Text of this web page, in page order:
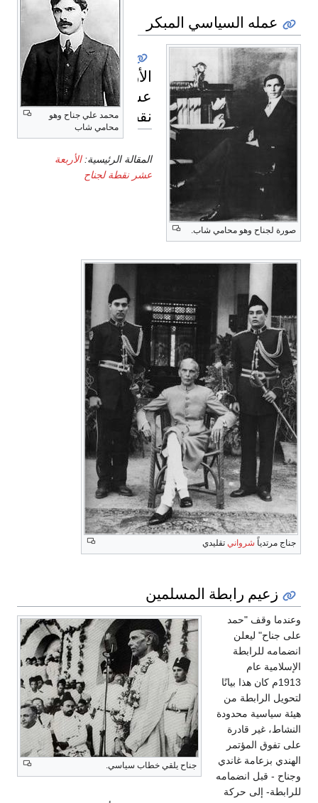
محمد علي جناح وهو
محامي شاب
عمله السياسي المبكر
صورة لجناح وهو محامي شاب.
الأربعة
عشر
نقطة
المقالة الرئيسية:الأربعة
عشر نقطة لجناح
جناج مرتدياً شرواني تقليدي
زعيم رابطة المسلمين
جناح يلقي خطاب سياسي.
وعندما وقف "حمد
على جناح" ليعلن
انضمامه للرابطة
الإسلامية عام
1913م كان هذا بيانًا
لتحويل الرابطة من
هيئة سياسية محدودة
النشاط، غير قادرة
على تفوق المؤتمر
الهندي بزعامة غاندي
وجناح - قبل انضمامه
للرابطة- إلى حركة